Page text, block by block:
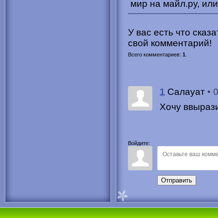
мир на майл.ру,
У вас есть что
свой комментарий!
Всего комментариев: 1
1 Салауат •
Хочу
Войдите:
Отправить